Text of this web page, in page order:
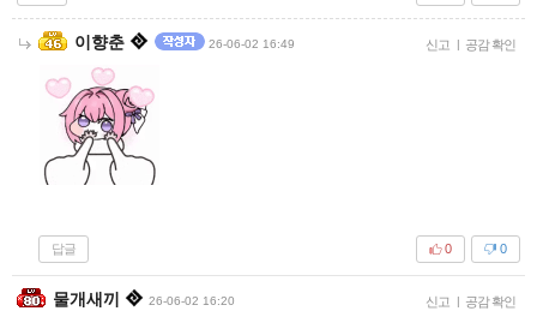
이향춘 26-06-02 16:49 신고 | 공감 확인
답글 0
0
물개새끼 26-06-02 16:20 신고 | 공감 확인